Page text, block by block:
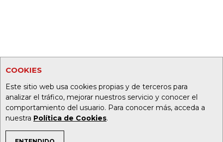
COOKIES
Este sitio web usa cookies propias y de terceros para
analizar el tráfico, mejorar nuestros servicio y conocer el
comportamiento del usuario. Para conocer más, acceda a
nuestra Política de Cookies.